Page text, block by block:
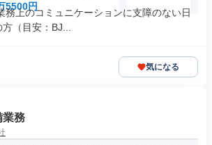
5500円
上のコミュニケーションに支障のない日
（目安：BJ...
気になる
業務